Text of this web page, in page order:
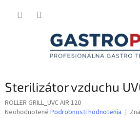
Sterilizátor vzduchu
ROLLER GRILL_UVC AIR 120
Priemerné
Neohodnotené Podrobnosti hodnotenia